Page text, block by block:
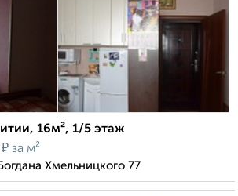
16м², 1/5 этаж
₽ за м²
Хмельницкого 77